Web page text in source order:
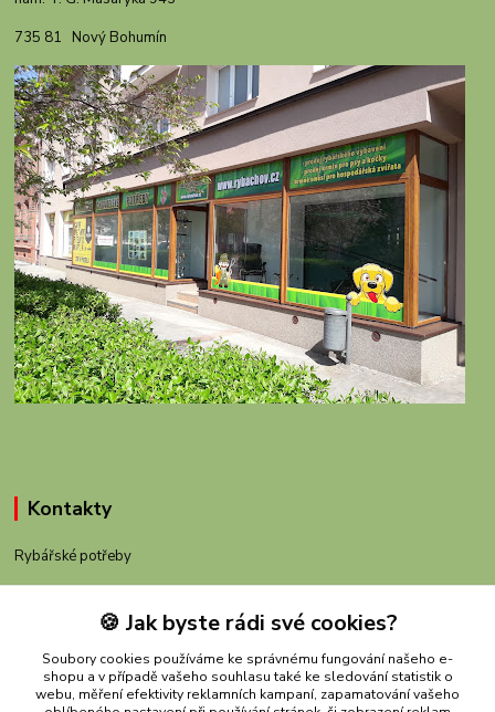
735 81 Nový Bohumín
Kontakty
Rybářské potřeby
+420 605 983 110
obchod@rybachov.cz
🍪 Jak byste rádi své cookies?
Soubory cookies používáme ke správnému fungování našeho e-
shopu a v případě vašeho souhlasu také ke sledování statistik o
webu, měření efektivity reklamních kampaní, zapamatování vašeho